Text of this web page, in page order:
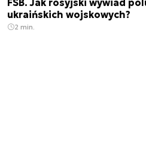
FSB. Jak rosyjski wywiad
ukraińskich wojskowych?
2 min.